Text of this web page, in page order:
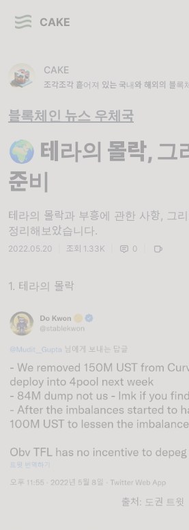
CAKE
CAKE
조각조각 흩어져 있는 국내와 해외의 블록
블록체인 뉴스 우체국
🌍 테라의 몰락, 그
준비
테라의 몰락과 부흥에 관한 사항, 그
정리해보았습니다.
2022.05.20 조회 1.33K 0
1. 테라의 몰락
출처: 도권 트윗